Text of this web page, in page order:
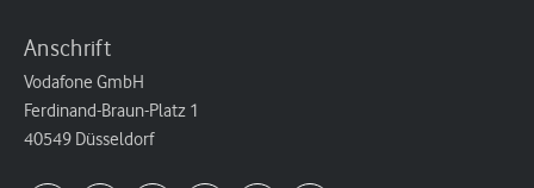
Anschrift
Vodafone GmbH
Ferdinand-Braun-Platz 1
40549 Düsseldorf